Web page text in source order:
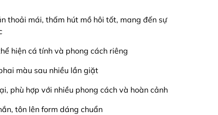
thoải mái, thấm hút mồ hôi tốt, mang đến sự
hiện cá tính và phong cách riêng
màu sau nhiều lần giặt
phù hợp với nhiều phong cách và hoàn cảnh
tôn lên form dáng chuẩn